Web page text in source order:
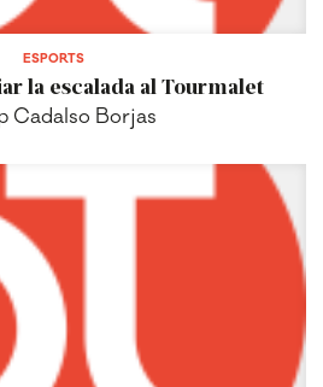
ESPORTS
la escalada al Tourmalet
Cadalso Borjas